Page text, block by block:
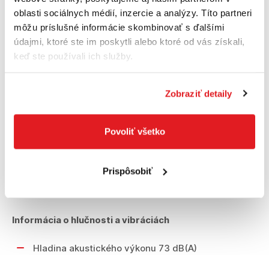
oblasti sociálnych médií, inzercie a analýzy. Títo partneri
môžu príslušné informácie skombinovať s ďalšími
údajmi, ktoré ste im poskytli alebo ktoré od vás získali,
keď ste používali ich služby.
Zobraziť detaily
Povoliť všetko
Prispôsobiť
Hladina hlučnosti Úroveň hluku elektrického
náradia s hodnotením A je typicky: hladina
akustického tlaku dB(A); hladina akustického
výkonu dB(A). Neistota K= dB.
Max. Ø vrtu do dreva 32 mm
Max. Ø vrtu do ocele 10 mm
Informácia o hlučnosti a vibráciách
Hladina akustického výkonu 73 dB(A)